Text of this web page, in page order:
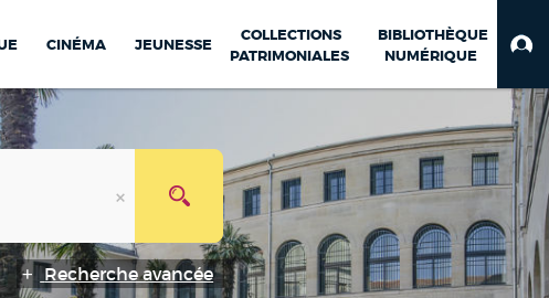
CINÉMA JEUNESSE
COLLECTIONS
PATRIMONIALES
BIBLIOTHÈQUE
NUMÉRIQUE
Recherche avancée